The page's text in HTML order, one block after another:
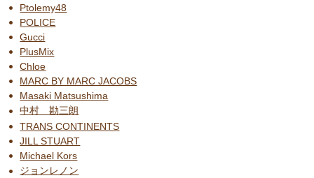
Ptolemy48
POLICE
Gucci
PlusMix
Chloe
MARC BY MARC JACOBS
Masaki Matsushima
中村 勘三朗
TRANS CONTINENTS
JILL STUART
Michael Kors
ジョンレノン